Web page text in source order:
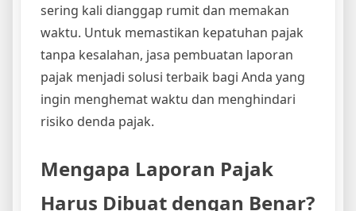
sering kali dianggap rumit dan memakan
waktu. Untuk memastikan kepatuhan pajak
tanpa kesalahan, jasa pembuatan laporan
pajak menjadi solusi terbaik bagi Anda yang
ingin menghemat waktu dan menghindari
risiko denda pajak.
Mengapa Laporan Pajak
Harus Dibuat dengan Benar?